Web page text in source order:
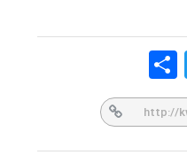
Twitt
er